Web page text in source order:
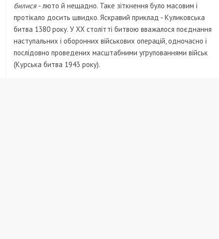
билися - люто й нещадно. Таке зіткнення було масовим і
протікало досить швидко. Яскравий приклад - Куликовська
битва 1380 року. У XX столітті битвою вважалося поєднання
наступальних і оборонних військових операцій, одночасно і
послідовно проведених масштабними угрупованнями військ
(Курська битва 1943 року).